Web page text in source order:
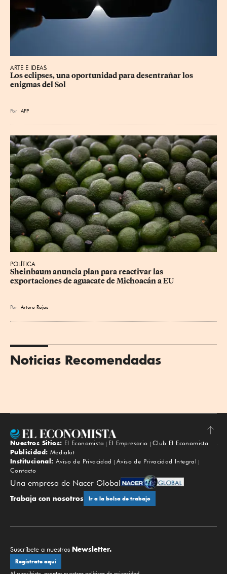
ARTE E IDEAS
Los eclipses, una oportunidad para desentrañar los
enigmas del Sol
Por AFP
POLÍTICA
Sheinbaum anuncia plan para reactivar las
exportaciones de aguacate de Michoacán a EU
Por Arturo Rojas
Noticias Recomendadas
Subir
Nuestros Sitios: El Economista El Empresario
Club El Economista
Publicidad: Mediakit
Institucional: Aviso de Privacidad
Aviso de Privacidad Integral
Contacto
Una empresa de Nacer Global
Trabaja con nosotros Ir a la bolsa de trabajo
Suscríbete a nuestros Newsletter.
Regístrate aquí